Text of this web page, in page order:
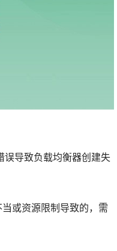
误导致负载均衡器创建失
或资源限制导致的，需